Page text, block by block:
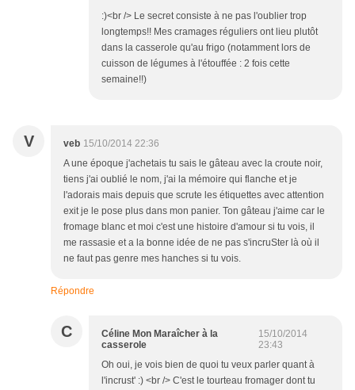
:)<br /> Le secret consiste à ne pas l'oublier trop
longtemps!! Mes cramages réguliers ont lieu plutôt
dans la casserole qu'au frigo (notamment lors de
cuisson de légumes à l'étouffée : 2 fois cette
semaine!!)
V veb 15/10/2014 22:36
A une époque j'achetais tu sais le gâteau avec la croute noir,
tiens j'ai oublié le nom, j'ai la mémoire qui flanche et je
l'adorais mais depuis que scrute les étiquettes avec attention
exit je le pose plus dans mon panier. Ton gâteau j'aime car le
fromage blanc et moi c'est une histoire d'amour si tu vois, il
me rassasie et a la bonne idée de ne pas s'incruSter là où il
ne faut pas genre mes hanches si tu vois.
Répondre
C
Céline Mon Maraîcher à la
casserole
15/10/2014
23:43
Oh oui, je vois bien de quoi tu veux parler quant à
l'incrust' :) <br /> C'est le tourteau fromager dont tu